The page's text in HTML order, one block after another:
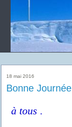
18 mai 2016
Bonne Journée
à tous .